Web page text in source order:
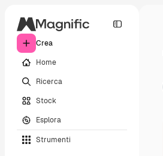
Crea
Home
Ricerca
Stock
Esplora
Strumenti